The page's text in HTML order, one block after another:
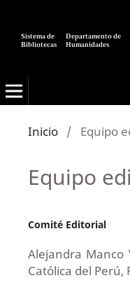
Sistema de
Bibliotecas
Departamento de
Humanidades
Inicio / Equipo
Equipo
Comité Editorial
Alejandra Manco
Católica del Perú,